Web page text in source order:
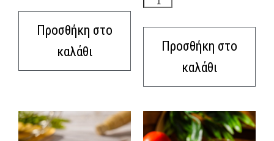
Προσθήκη στο
καλάθι
Προσθήκη στο
καλάθι